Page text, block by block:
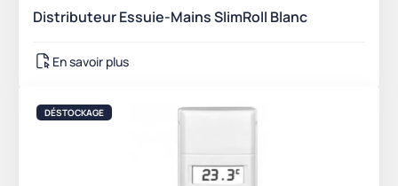
Distributeur Essuie-Mains SlimRoll Blanc
En savoir plus
DÉSTOCKAGE